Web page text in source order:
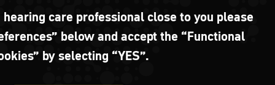
care professional close to you please
below and accept the “Functional
by selecting “YES”.